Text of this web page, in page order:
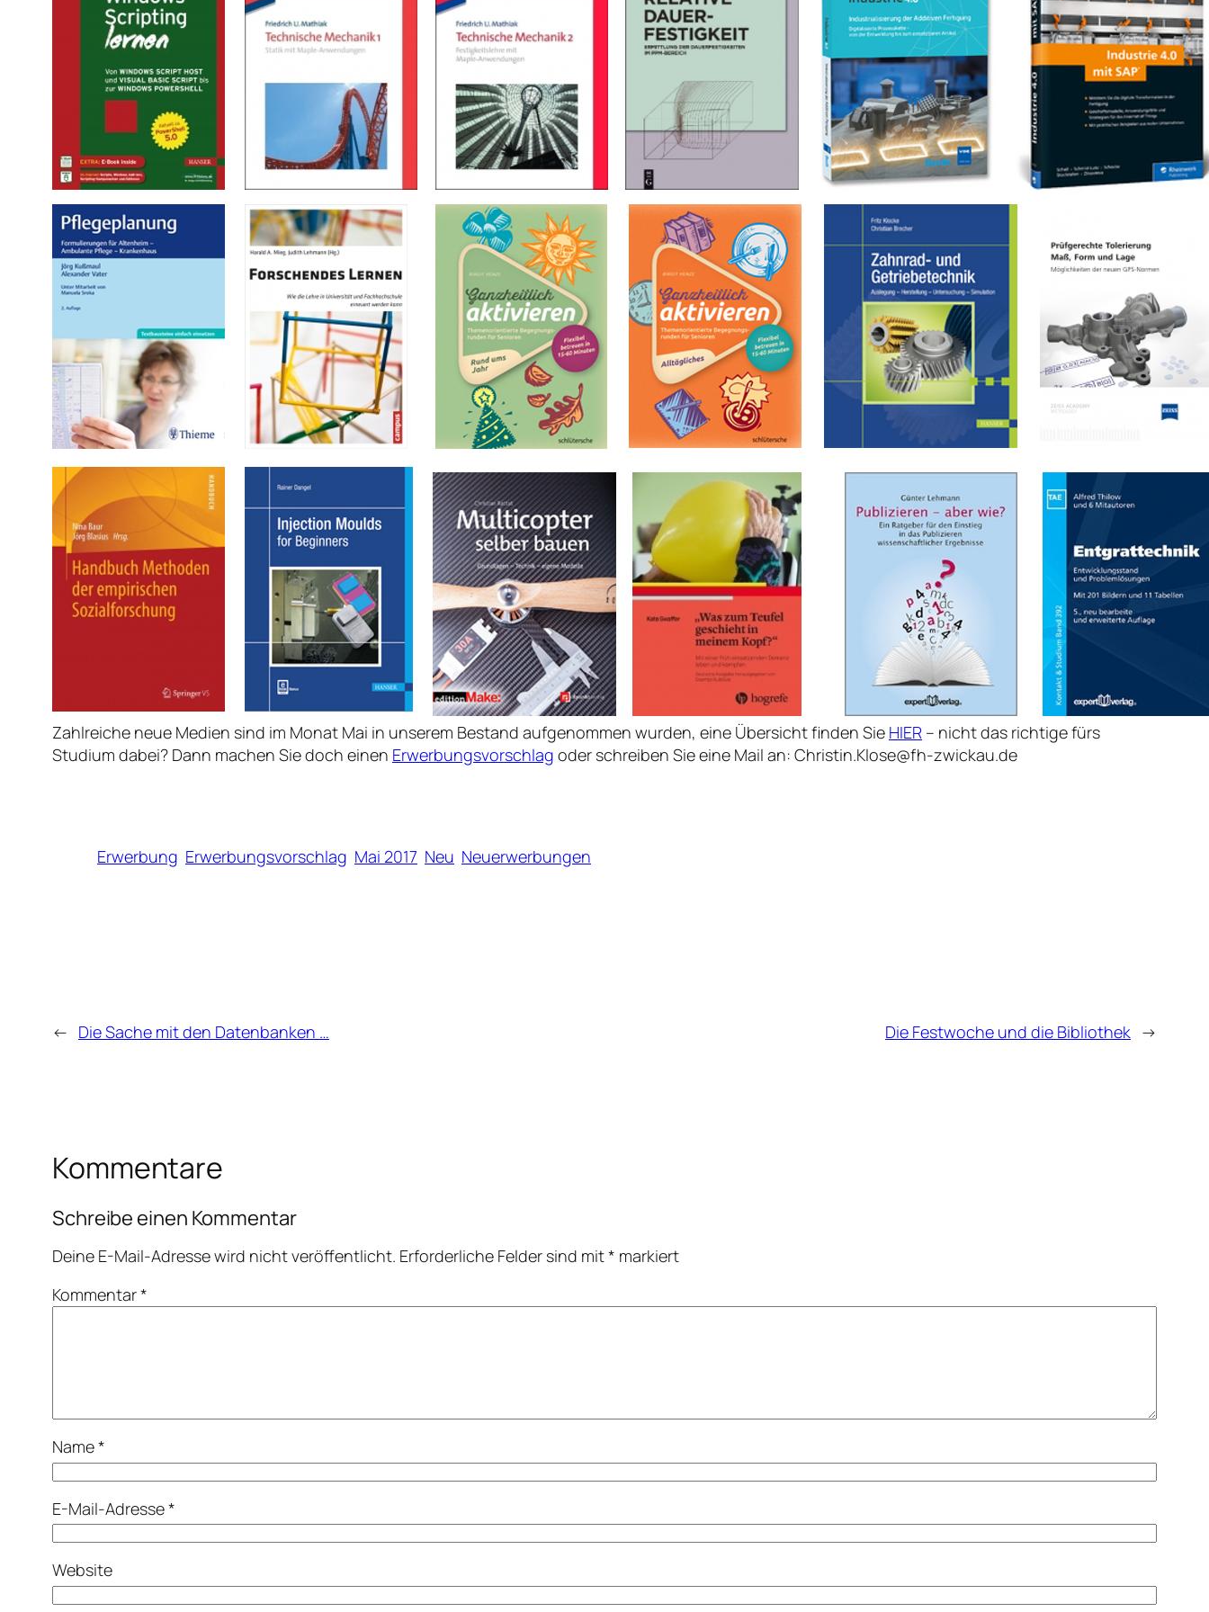
Zahlreiche neue Medien sind im Monat Mai in unserem Bestand aufgenommen wurden, eine Übersicht finden Sie HIER – nicht das richtige fürs
Studium dabei? Dann machen Sie doch einen Erwerbungsvorschlag oder schreiben Sie eine Mail an: Christin.Klose@fh-zwickau.de
Erwerbung Erwerbungsvorschlag Mai 2017 Neu Neuerwerbungen
← Die Sache mit den Datenbanken … Die Festwoche und die Bibliothek →
Kommentare
Schreibe einen Kommentar
Deine E-Mail-Adresse wird nicht veröffentlicht. Erforderliche Felder sind mit* markiert
Kommentar*
Name*
E-Mail-Adresse*
Website